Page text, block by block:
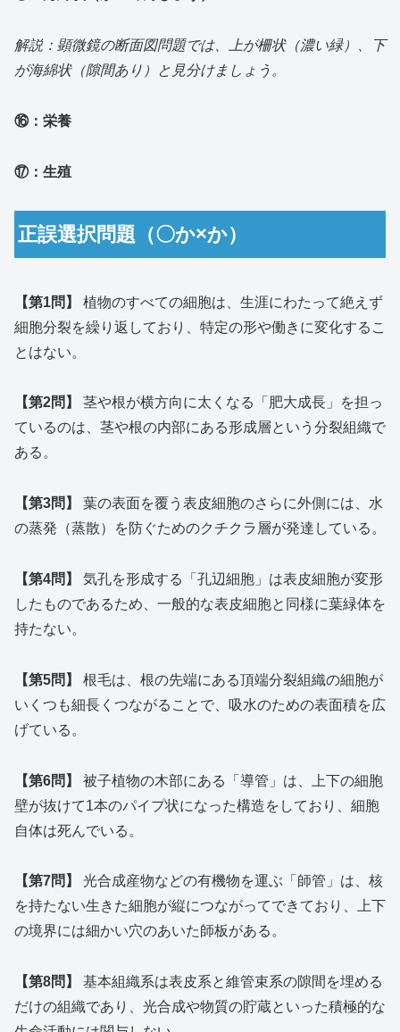
解説：顕微鏡の断面図問題では、上が柵状（濃い緑）、下
が海綿状（隙間あり）と見分けましょう。
⑯：栄養
⑰：生殖
正誤選択問題（〇か×か）
【第1問】
植物のすべての細胞は、生涯にわたって絶えず
細胞分裂を繰り返しており、特定の形や働きに変化するこ
とはない。
【第2問】
茎や根が横方向に太くなる「肥大成長」を担っ
ているのは、茎や根の内部にある形成層という分裂組織で
ある。
【第3問】
葉の表面を覆う表皮細胞のさらに外側には、水
の蒸発（蒸散）を防ぐためのクチクラ層が発達している。
【第4問】
気孔を形成する「孔辺細胞」は表皮細胞が変形
したものであるため、一般的な表皮細胞と同様に葉緑体を
持たない。
【第5問】
根毛は、根の先端にある頂端分裂組織の細胞が
いくつも細長くつながることで、吸水のための表面積を広
げている。
【第6問】
被子植物の木部にある「導管」は、上下の細胞
壁が抜けて1本のパイプ状になった構造をしており、細胞
自体は死んでいる。
【第7問】
光合成産物などの有機物を運ぶ「師管」は、核
を持たない生きた細胞が縦につながってできており、上下
の境界には細かい穴のあいた師板がある。
【第8問】
基本組織系は表皮系と維管束系の隙間を埋める
だけの組織であり、光合成や物質の貯蔵といった積極的な